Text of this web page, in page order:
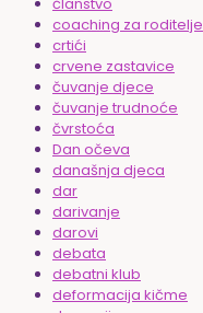
coaching za roditelje
crtići
crvene zastavice
čuvanje djece
čuvanje trudnoće
čvrstoća
Dan očeva
današnja djeca
dar
darivanje
darovi
debata
debatni klub
deformacija kičme